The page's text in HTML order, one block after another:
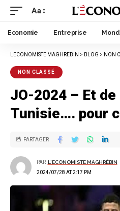
Aa
Economie Entreprise
LECONOMISTE MAGHREBIN > BLOG > NON
NON CLASSÉ
JO-2024 – Et
Tunisie…. pour
2024/07/28 AT 2:17 PM
PAR L'ECONOMISTE MAGHRÉBIN
PARTAGER